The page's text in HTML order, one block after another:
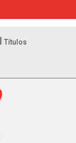
Títulos